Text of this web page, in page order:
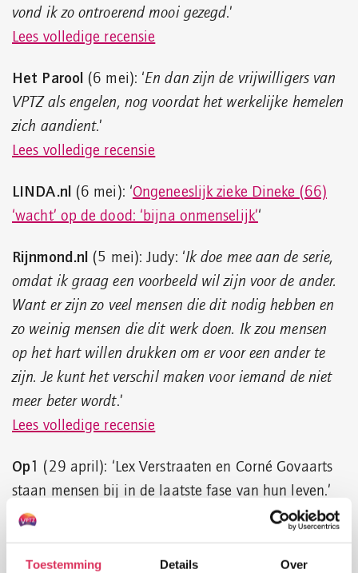
Toestemming Details Over
vond ik zo ontroerend mooi gezegd.’
Lees volledige recensie
Het Parool (6 mei): ‘En dan zijn de vrijwilligers van
VPTZ als engelen, nog voordat het werkelijke hemelen
zich aandient.’
Lees volledige recensie
LINDA.nl (6 mei): ‘Ongeneeslijk zieke Dineke (66)
‘wacht’ op de dood: ‘bijna onmenselijk’‘
Rijnmond.nl (5 mei): Judy: ‘Ik doe mee aan de serie,
omdat ik graag een voorbeeld wil zijn voor de ander.
Want er zijn zo veel mensen die dit nodig hebben en
zo weinig mensen die dit werk doen. Ik zou mensen
op het hart willen drukken om er voor een ander te
zijn. Je kunt het verschil maken voor iemand de niet
meer beter wordt.’
Lees volledige recensie
Op1 (29 april): ‘Lex Verstraaten en Corné Govaarts
staan mensen bij in de laatste fase van hun leven.’
Kijk uitzending terug op NPO Start
(v.a. 27.10 min.)
uitvaart.nl(26 april): ‘ Hoewel VPTZ Nederland niet